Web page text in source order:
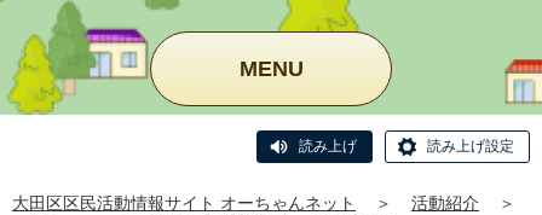
MENU
読み上げ 読み上げ設定
大田区区民活動情報サイト オーちゃんネット ＞ 活動紹介
＞